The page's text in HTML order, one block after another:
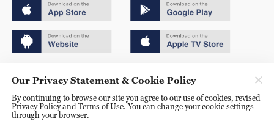
京ICP备20000184号
京公网安备 11010502050052号
Our Privacy Statement & Cookie Policy
By continuing to browse our site you agree to our use of cookies, revised
Privacy Policy and Terms of Use. You can change your cookie settings
through your browser.